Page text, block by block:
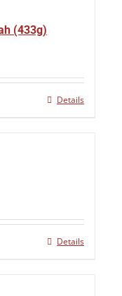
(433g)
Details
Details